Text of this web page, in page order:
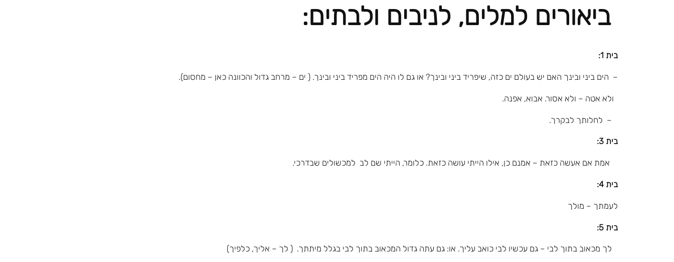
ביאורים למלים, לניבים ולבתים:
בית 1:
– הים ביני ובינך האם יש בעולם ים כזה, שיפריד ביני ובינך? או גם לו היה הים מפריד ביני ובינך. ( ים – מרחב גדול והכוונה כאן – מחסום).
ולא אטה – ולא אסור. אבוא, אפנה.
– לחלותך לבקרך.
בית 3:
אמת אם אעשה כזאת – אמנם כן, אילו הייתי עושה כזאת. כלומר, הייתי שם לב למכשולים שבדרכי.
בית 4:
לעמתך – מולך
בית 5:
לך מכאוב בתוך לבי – גם עכשיו לבי כואב עליך. או: גם עתה גדול המכאוב בתוך לבי בגלל מיתתך. ( לך – אליך, כלפיך)